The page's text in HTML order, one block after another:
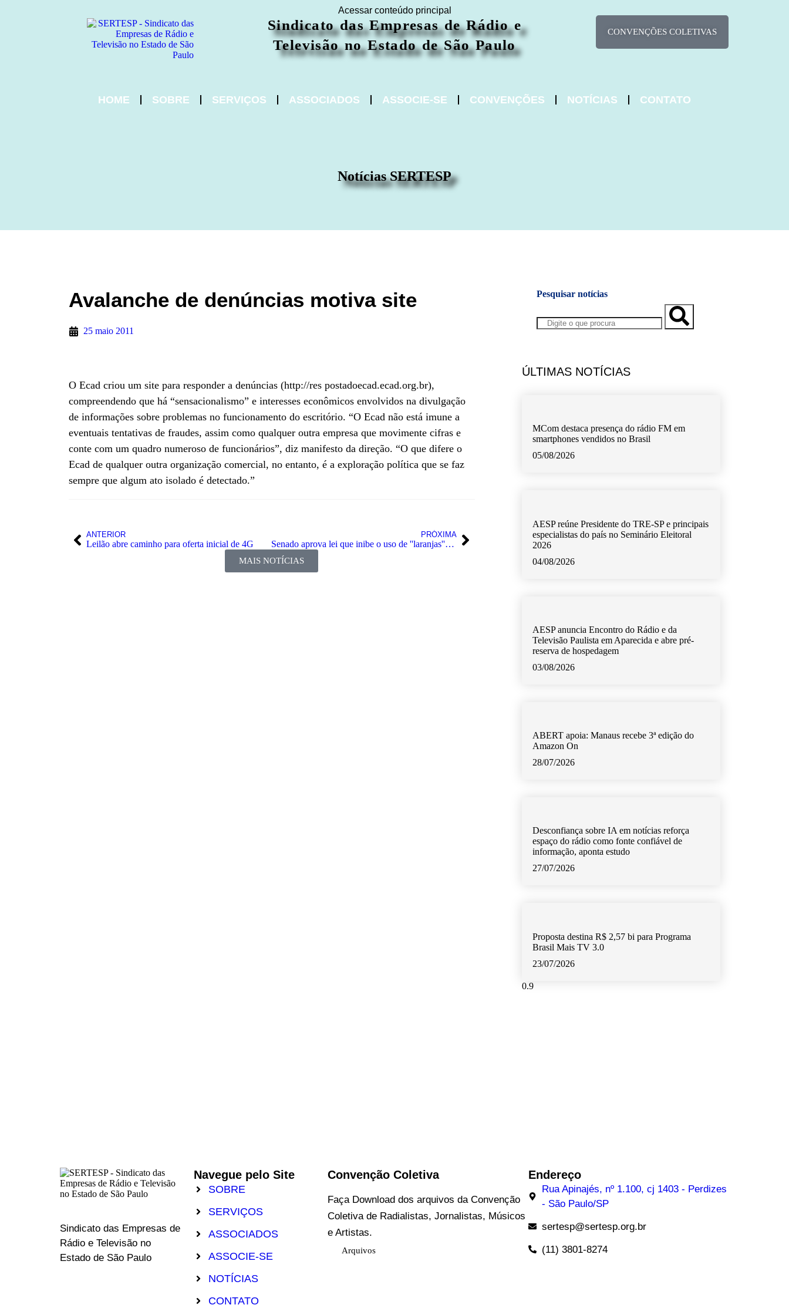
Acessar conteúdo principal
Sindicato das Empresas de Rádio e
Televisão no Estado de São Paulo
CONVENÇÕES COLETIVAS
HOME SOBRE SERVIÇOS ASSOCIADOS ASSOCIE-SE CONVENÇÕES NOTÍCIAS CONTATO
Notícias SERTESP
Avalanche de denúncias motiva site
25 maio 2011
O Ecad criou um site para responder a denúncias (http://res postadoecad.ecad.org.br),
compreendendo que há “sensacionalismo” e interesses econômicos envolvidos na divulgação
de informações sobre problemas no funcionamento do escritório. “O Ecad não está imune a
eventuais tentativas de fraudes, assim como qualquer outra empresa que movimente cifras e
conte com um quadro numeroso de funcionários”, diz manifesto da direção. “O que difere o
Ecad de qualquer outra organização comercial, no entanto, é a exploração política que se faz
sempre que algum ato isolado é detectado.”
ANTERIOR
Leilão abre caminho para oferta inicial de 4G
PRÓXIMA
Senado aprova lei que inibe o uso de ''laranjas'' em sociedades empresariais
MAIS NOTÍCIAS
Pesquisar notícias
ÚLTIMAS NOTÍCIAS
MCom destaca presença do rádio FM em
smartphones vendidos no Brasil
05/08/2026
AESP reúne Presidente do TRE-SP e principais
especialistas do país no Seminário Eleitoral
2026
04/08/2026
AESP anuncia Encontro do Rádio e da
Televisão Paulista em Aparecida e abre pré-
reserva de hospedagem
03/08/2026
ABERT apoia: Manaus recebe 3ª edição do
Amazon On
28/07/2026
Desconfiança sobre IA em notícias reforça
espaço do rádio como fonte confiável de
informação, aponta estudo
27/07/2026
Proposta destina R$ 2,57 bi para Programa
Brasil Mais TV 3.0
23/07/2026
Sindicato das Empresas de
Rádio e Televisão no
Estado de São Paulo
Navegue pelo Site
SOBRE
SERVIÇOS
ASSOCIADOS
ASSOCIE-SE
NOTÍCIAS
CONTATO
Convenção Coletiva
Faça Download dos arquivos da Convenção
Coletiva de Radialistas, Jornalistas, Músicos
e Artistas.
Arquivos
Endereço
Rua Apinajés, nº 1.100, cj 1403 - Perdizes
- São Paulo/SP
sertesp@sertesp.org.br
(11) 3801-8274